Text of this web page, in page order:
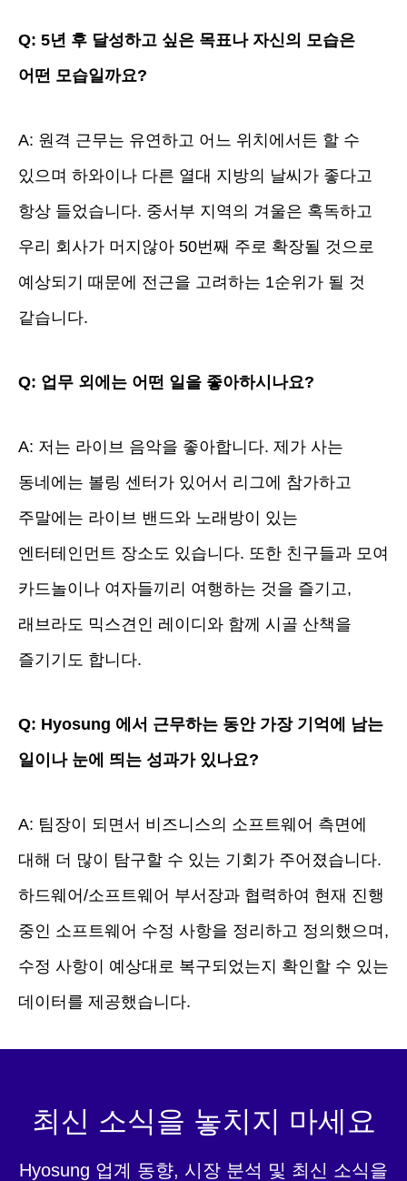
Q: 5년 후 달성하고 싶은 목표나 자신의 모습은
어떤 모습일까요?
A: 원격 근무는 유연하고 어느 위치에서든 할 수
있으며 하와이나 다른 열대 지방의 날씨가 좋다고
항상 들었습니다. 중서부 지역의 겨울은 혹독하고
우리 회사가 머지않아 50번째 주로 확장될 것으로
예상되기 때문에 전근을 고려하는 1순위가 될 것
같습니다.
Q: 업무 외에는 어떤 일을 좋아하시나요?
A: 저는 라이브 음악을 좋아합니다. 제가 사는
동네에는 볼링 센터가 있어서 리그에 참가하고
주말에는 라이브 밴드와 노래방이 있는
엔터테인먼트 장소도 있습니다. 또한 친구들과 모여
카드놀이나 여자들끼리 여행하는 것을 즐기고,
래브라도 믹스견인 레이디와 함께 시골 산책을
즐기기도 합니다.
Q: Hyosung 에서 근무하는 동안 가장 기억에 남는
일이나 눈에 띄는 성과가 있나요?
A: 팀장이 되면서 비즈니스의 소프트웨어 측면에
대해 더 많이 탐구할 수 있는 기회가 주어졌습니다.
하드웨어/소프트웨어 부서장과 협력하여 현재 진행
중인 소프트웨어 수정 사항을 정리하고 정의했으며,
수정 사항이 예상대로 복구되었는지 확인할 수 있는
데이터를 제공했습니다.
최신 소식을 놓치지 마세요
Hyosung 업계 동향, 시장 분석 및 최신 소식을